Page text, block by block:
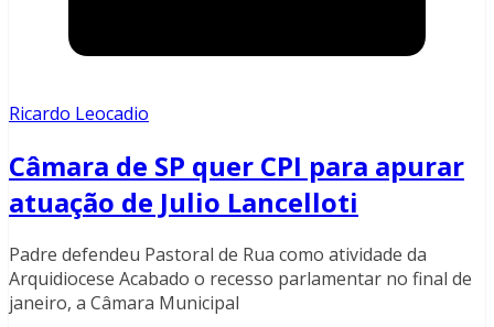
Ricardo Leocadio
Câmara de SP quer CPI para apurar
atuação de Julio Lancelloti
Padre defendeu Pastoral de Rua como atividade da
Arquidiocese Acabado o recesso parlamentar no final de
janeiro, a Câmara Municipal